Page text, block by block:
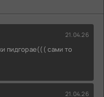
21.04.26
пидгорае((( сами то
21.04.26